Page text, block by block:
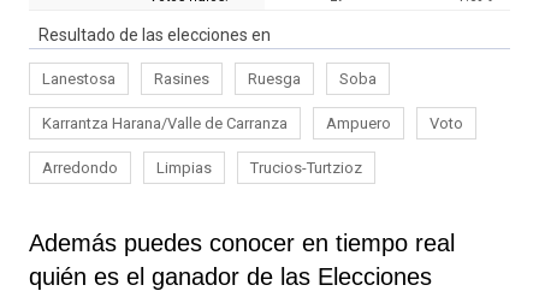
Resultado de las elecciones en
Lanestosa Rasines Ruesga Soba
Karrantza Harana/Valle de Carranza Ampuero Voto
Arredondo Limpias Trucios-Turtzioz
Además puedes conocer en tiempo real
quién es el ganador de las Elecciones